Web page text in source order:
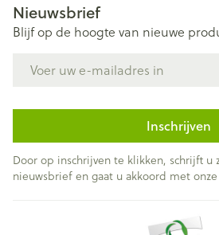
Nieuwsbrief
Blijf op de hoogte van nieuwe
Inschrijven
Door op inschrijven te klikken, schrijft u
nieuwsbrief en gaat u akkoord met onze